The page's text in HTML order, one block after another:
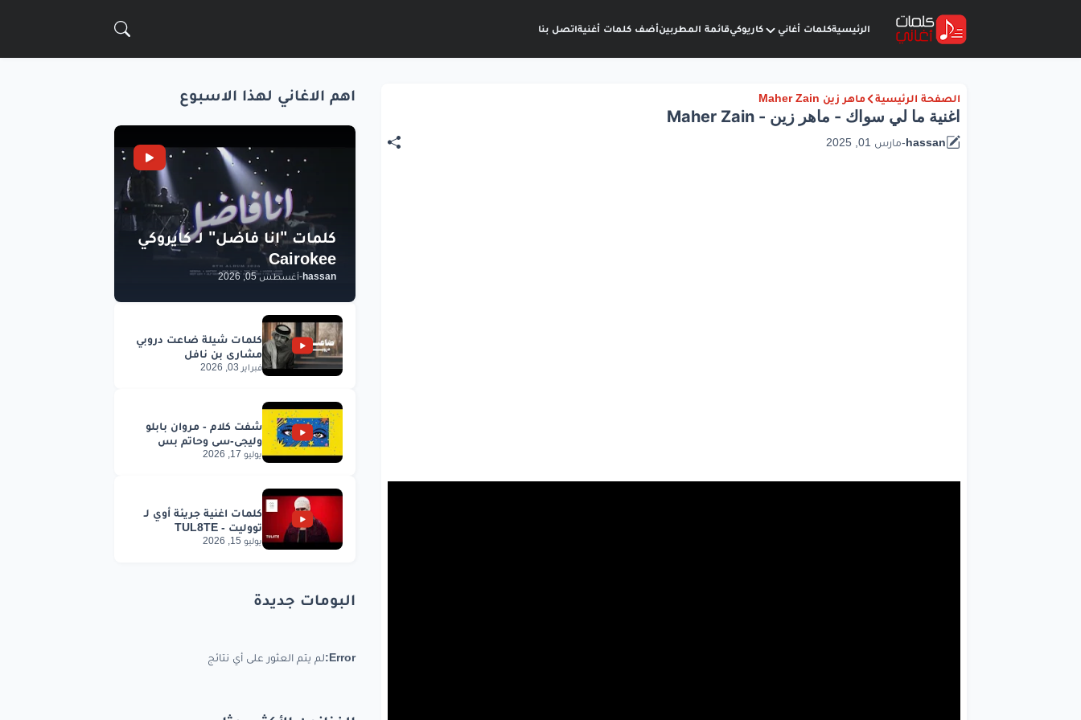
الرئيسيةكلمات أغاني كاريوكيقائمة المطربينأضف كلمات أغنيةاتصل بنا
الصفحة الرئيسية ماهر زين Maher Zain
اغنية ما لي سواك - ماهر زين - Maher Zain
hassan
-مارس 01, 2025
اهم الاغاني لهذا الاسبوع
hassan
-أغسطس 05, 2026
فبراير 03, 2026
يوليو 17, 2026
يوليو 15, 2026
البومات جديدة
Error: لم يتم العثور على أي نتائج